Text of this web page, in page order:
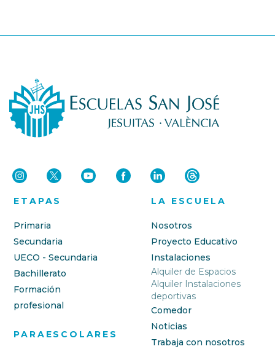
ETAPAS
Primaria
Secundaria
UECO - Secundaria
Bachillerato
Formación
profesional
PARAESCOLARES
LA ESCUELA
Nosotros
Proyecto Educativo
Instalaciones
Alquiler de Espacios
Alquiler Instalaciones
deportivas
Comedor
Noticias
Trabaja con nosotros